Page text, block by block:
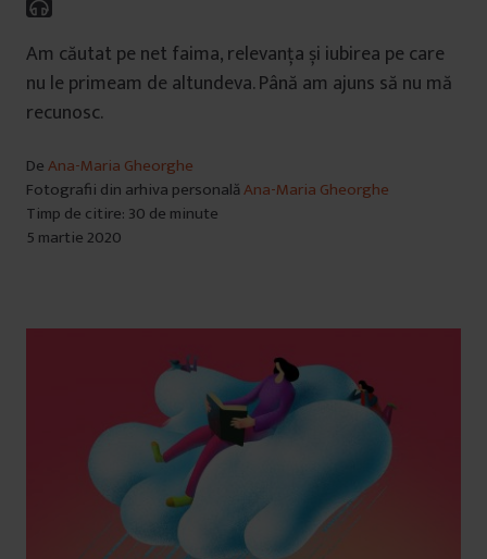
Am căutat pe net faima, relevanța și iubirea pe care
nu le primeam de altundeva. Până am ajuns să nu mă
recunosc.
DeAna-Maria Gheorghe
Fotografii din arhiva personalăAna-Maria Gheorghe
Timp de citire: 30 de minute
5 martie 2020